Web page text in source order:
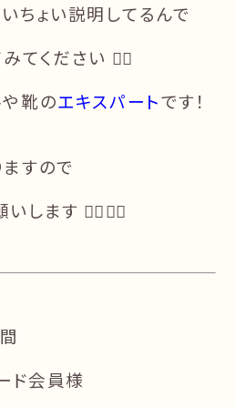
ちょい説明してるんで
てください 🙇‍♂️
靴のエキスパートです！
すので
します 🙇‍♂️🙇‍♀️
ド会員様